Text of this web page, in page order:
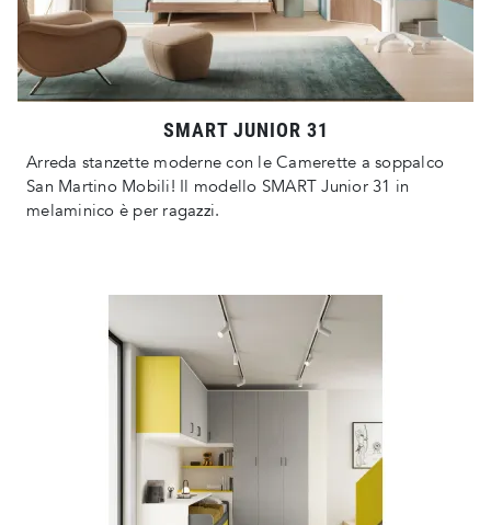
SMART JUNIOR 31
Arreda stanzette moderne con le Camerette a soppalco
San Martino Mobili! Il modello SMART Junior 31 in
melaminico è per ragazzi.